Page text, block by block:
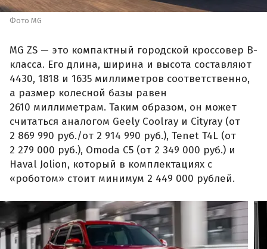
Фото MG
MG ZS — это компактный городской кроссовер B-
класса. Его длина, ширина и высота составляют
4430, 1818 и 1635 миллиметров соответственно,
а размер колесной базы равен
2610 миллиметрам. Таким образом, он может
считаться аналогом Geely Coolray и Cityray (от
2 869 990 руб./от 2 914 990 руб.), Tenet T4L (от
2 279 000 руб.), Omoda C5 (от 2 349 000 руб.) и
Haval Jolion, который в комплектациях с
«роботом» стоит минимум 2 449 000 рублей.